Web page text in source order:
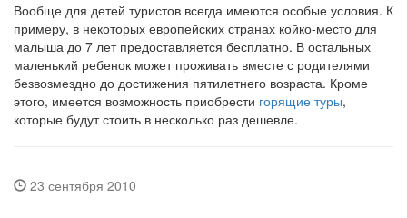
Вообще для детей туристов всегда имеются особые условия. К
примеру, в некоторых европейских странах койко-место для
малыша до 7 лет предоставляется бесплатно. В остальных
маленький ребенок может проживать вместе с родителями
безвозмездно до достижения пятилетнего возраста. Кроме
этого, имеется возможность приобрести горящие туры,
которые будут стоить в несколько раз дешевле.
23 сентября 2010